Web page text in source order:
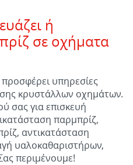
ή
σε οχήματα
υπηρεσίες
κρυστάλλων οχημάτων.
σας για επισκευή
παρμπρίζ,
αντικατάσταση
υαλοκαθαριστήρων,
περιμένουμε!